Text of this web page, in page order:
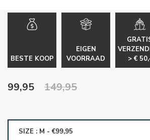
BESTE KOOP
EIGEN
VOORRAAD
> €
99,95 149,95
SIZE : M - €99,95